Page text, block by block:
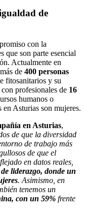
de
con la
que son parte esencial
Actualmente en
de 400 personas
fitosanitarios y su
profesionales de 16
humanos o
en Asturias son mujeres.
en Asturias,
de que la diversidad
de trabajo más
de que el
en datos reales,
liderazgo, donde un
. Asimismo, en
tenemos un
con un 59% frente